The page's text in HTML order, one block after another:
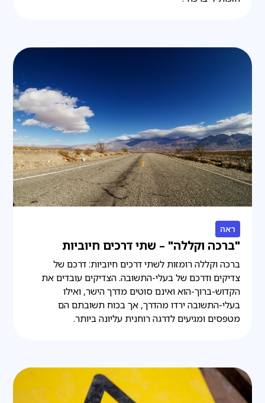
ראה
"ברכה וקללה" – שתי דרכים חיוביות
ברכה וקללה רומזות לשתי דרכים חיוביות: דרכם של
צדיקים ודרכם של בעלי-התשובה. הצדיקים עובדים את
הקדוש-ברוך-הוא ואינם סוטים מדרך הישר, ואילו
בעלי-התשובה ירדו מהדרך, אך בכוח תשובתם הם
מטפסים ומגיעים לדרגה רוחנית עליונה ביותר.